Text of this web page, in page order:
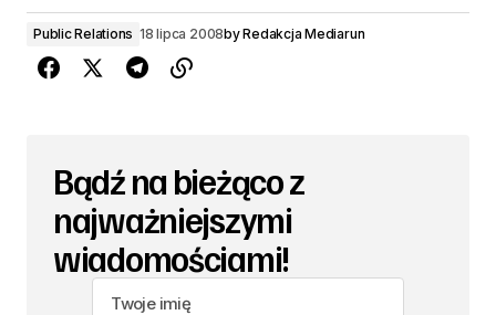
Public Relations 18 lipca 2008byRedakcja Mediarun
Bądź na bieżąco z
najważniejszymi
wiadomościami!